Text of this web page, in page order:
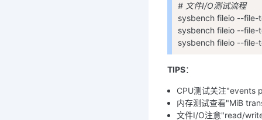
# 文件I/O测试流程
sysbench fileio --file-
sysbench fileio --file-
sysbench fileio --file-
TIPS：
CPU测试关注"events
内存测试查看"MiB
文件I/O注意"read/